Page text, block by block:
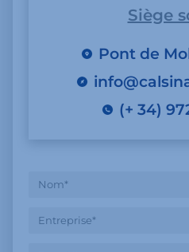
Siège
Pont de
(+ 34)